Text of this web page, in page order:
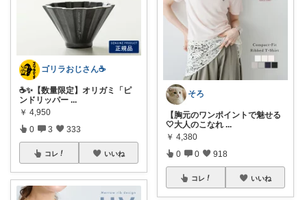
ゴリラおじさん☕️
☕️✨【数量限定】オリガミ「ピ
ンドリッパー ...
￥ 4,950
0 3 333
コレ いいね
そろ
【胸元のワンポイントで魅せる
🤍大人のこなれ ...
￥ 4,380
0 0 918
コレ いいね